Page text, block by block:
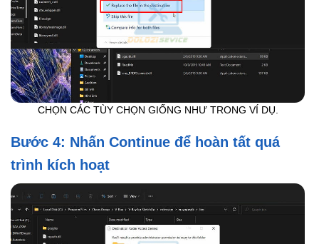
CHỌN CÁC TÙY CHỌN GIỐNG NHƯ TRONG VÍ DỤ.
Bước 4: Nhấn Continue để hoàn tất quá
trình kích hoạt